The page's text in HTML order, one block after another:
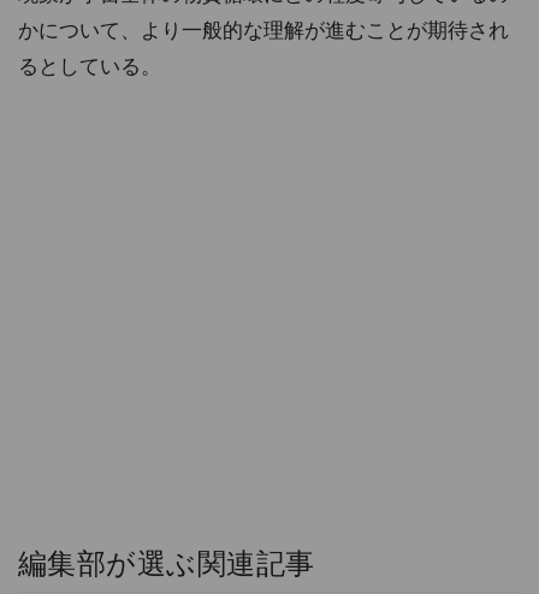
かについて、より一般的な理解が進むことが期待され
るとしている。
編集部が選ぶ関連記事